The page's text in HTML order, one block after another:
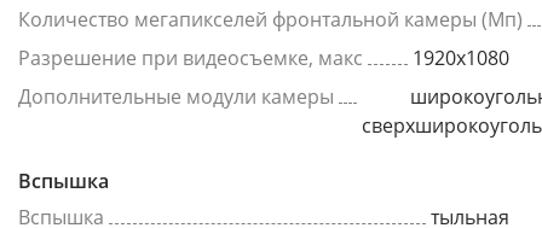
Количество мегапикселей фронтальной камеры (Мп)
Разрешение при видеосъемке, макс
1920x1080
Дополнительные модули камеры
Вспышка
Вспышка
тыльная